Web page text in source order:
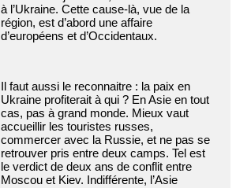
à l’Ukraine. Cette cause-là, vue de la
région, est d’abord une affaire
d’européens et d’Occidentaux.
Il faut aussi le reconnaitre : la paix en
Ukraine profiterait à qui ? En Asie en tout
cas, pas à grand monde. Mieux vaut
accueillir les touristes russes,
commercer avec la Russie, et ne pas se
retrouver pris entre deux camps. Tel est
le verdict de deux ans de conflit entre
Moscou et Kiev. Indifférente, l’Asie